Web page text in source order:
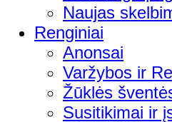
Naujas
Renginiai
Anonsai
Varžybos ir
Žūklės
Susitikimai ir